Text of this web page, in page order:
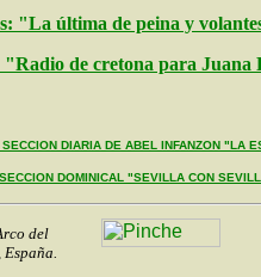
"La última de peina y
de cretona para Juana
DIARIA DE ABEL INFANZON "LA
DOMINICAL "SEVILLA CON
del